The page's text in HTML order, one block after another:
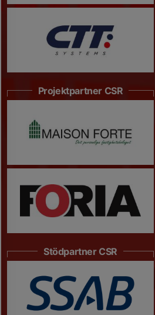
Projektpartner CSR
Stödpartner CSR